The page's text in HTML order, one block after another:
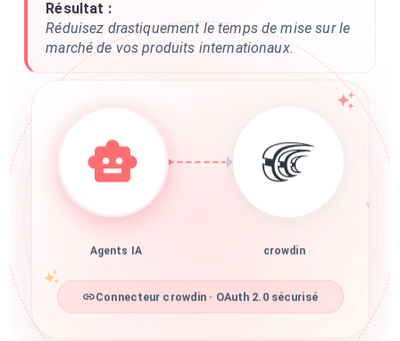
Résultat :
Réduisez drastiquement le temps de mise sur le
marché de vos produits internationaux.
Agents IA crowdin
Connecteur crowdin · OAuth 2.0 sécurisé